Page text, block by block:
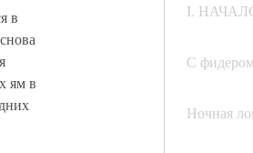
I.
С
Ночная
в
ям в